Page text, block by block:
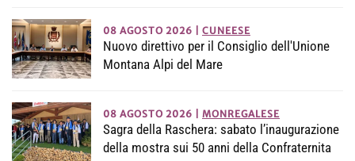
08 AGOSTO 2026 CUNEESE
Nuovo direttivo per il Consiglio dell'Unione
Montana Alpi del Mare
08 AGOSTO 2026 MONREGALESE
Sagra della Raschera: sabato l’inaugurazione
della mostra sui 50 anni della Confraternita